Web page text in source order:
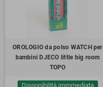
OROLOGIO da polso WATCH per
bambini DJECO little big room
TOPO
Disponibilità immmediata